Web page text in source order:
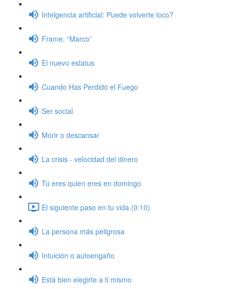
Intelgencia artificial: Puede volverte loco?
Frame, “Marco”
El nuevo estatus
Cuando Has Perdido el Fuego
Ser social
Morir o descansar
La crisis - velocidad del dinero
Tú eres quien eres en domingo
El siguiente paso en tu vida (0:10)
La persona más peligrosa
Intuición o autoengaño
Está bien elegirte a ti mismo